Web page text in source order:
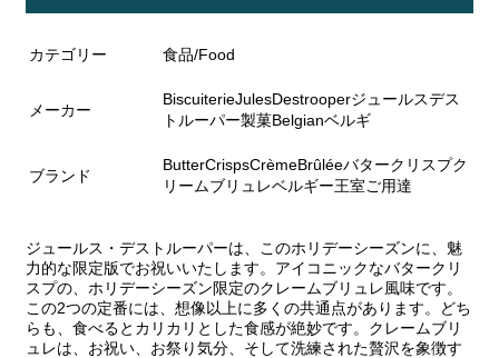
カテゴリー 食品/Food
メーカー
BiscuiterieJulesDestrooperジュールスデス
トルーパー製菓Belgianベルギ
ブランド
ButterCrispsCrèmeBrûléeバタークリスプク
リームブリュレベルギー王室ご用達
ジュールス・デストルーパーは、このホリデーシーズンに、魅
力的な限定版でお祝いいたします。アイコニックなバタークリ
スプの、ホリデーシーズン限定のクレームブリュレ風味です。
この2つの定番には、想像以上に多くの共通点があります。どち
らも、食べるとカリカリとした食感が絶妙です。クレームブリ
ュレは、お祝い、お祭り気分、そして洗練された贅沢を象徴す